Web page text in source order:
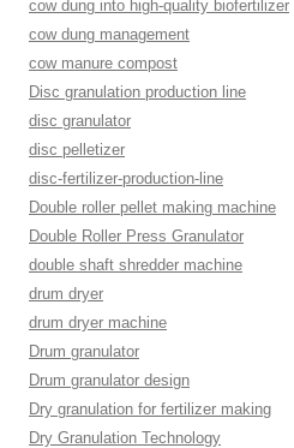
cow dung into high-quality biofertilizer
cow dung management
cow manure compost
Disc granulation production line
disc granulator
disc pelletizer
disc-fertilizer-production-line
Double roller pellet making machine
Double Roller Press Granulator
double shaft shredder machine
drum dryer
drum dryer machine
Drum granulator
Drum granulator design
Dry granulation for fertilizer making
Dry Granulation Technology